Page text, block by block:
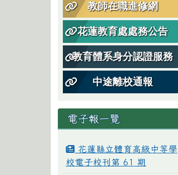
教師在職進修網
花蓮教育處處務公告
教育體系身分認證服務
中途離校通報
電子報一覽
花蓮縣立體育高級中等學
校電子校刊第 61 期